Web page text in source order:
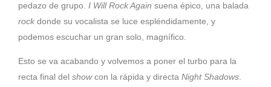
pedazo de grupo. I Will Rock Again suena épico, una balada
rock donde su vocalista se luce espléndidamente, y
podemos escuchar un gran solo, magnífico.
Esto se va acabando y volvemos a poner el turbo para la
recta final del showcon la rápida y directa Night Shadows